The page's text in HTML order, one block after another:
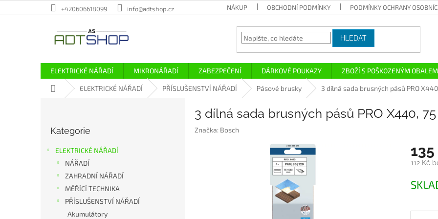
na
+420606618099 info@adtshop.cz NÁKUP OBCHODNÍ PODMÍNKY PODMÍNKY OCHRANY
HLEDAT
ELEKTRICKÉ NÁŘADÍ MIKRONÁŘADÍ ZABEZPEČENÍ DÁRKOVÉ POUKAZY ZBOŽÍ S POŠKOZENÝM OBALEM
Domů ELEKTRICKÉ NÁŘADÍ PŘÍSLUŠENSTVÍ NÁŘADÍ Pásové brusky 3 dílná sada brusných pásů PRO
kategorie
Kategorie
ELEKTRICKÉ NÁŘADÍ
NÁŘADÍ
ZAHRADNÍ NÁŘADÍ
MĚŘÍCÍ TECHNIKA
PŘÍSLUŠENSTVÍ NÁŘADÍ
Akumulátory
3 dílná sada brusných pásů PRO X440,
Značka: Bosch
112 Kč
cena: